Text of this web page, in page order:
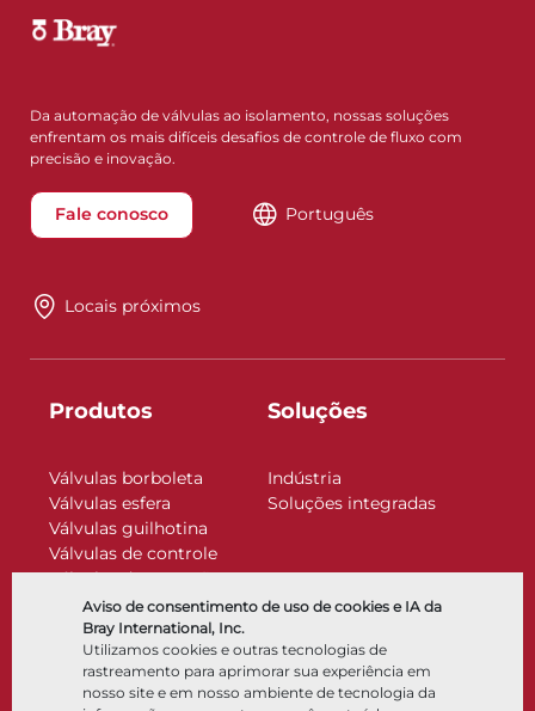
Aviso de consentimento de uso de cookies e IA da
Bray International, Inc.
Utilizamos cookies e outras tecnologias de
rastreamento para aprimorar sua experiência em
nosso site e em nosso ambiente de tecnologia da
Da automação de válvulas ao isolamento, nossas soluções
enfrentam os mais difíceis desafios de controle de fluxo com
precisão e inovação.
Fale conosco Português
Locais próximos
Produtos
Válvulas borboleta
Válvulas esfera
Válvulas guilhotina
Válvulas de controle
Válvulas de retenção
Atuadores
Acessórios de controle
Criogênico
Soluções
Indústria
Soluções integradas
Empresa Recursos